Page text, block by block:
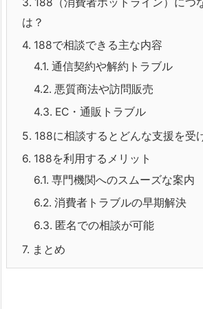
は？
4. 188で相談できる主な内容
4.1. 通信契約や解約トラブル
4.2. 悪質商法や訪問販売
4.3. EC・通販トラブル
5. 188に相談するとどんな支援を受
6. 188を利用するメリット
6.1. 専門機関へのスムーズな案内
6.2. 消費者トラブルの早期解決
6.3. 匿名での相談が可能
7. まとめ